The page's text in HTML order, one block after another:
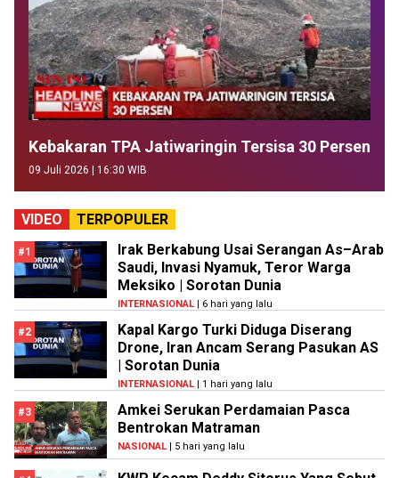
Kebakaran TPA Jatiwaringin Tersisa 30 Persen
09 Juli 2026 | 16:30 WIB
VIDEO TERPOPULER
#1
Irak Berkabung Usai Serangan As–Arab
Saudi, Invasi Nyamuk, Teror Warga
Meksiko | Sorotan Dunia
INTERNASIONAL | 6 hari yang lalu
#2
Kapal Kargo Turki Diduga Diserang
Drone, Iran Ancam Serang Pasukan AS
| Sorotan Dunia
INTERNASIONAL | 1 hari yang lalu
#3
Amkei Serukan Perdamaian Pasca
Bentrokan Matraman
NASIONAL | 5 hari yang lalu